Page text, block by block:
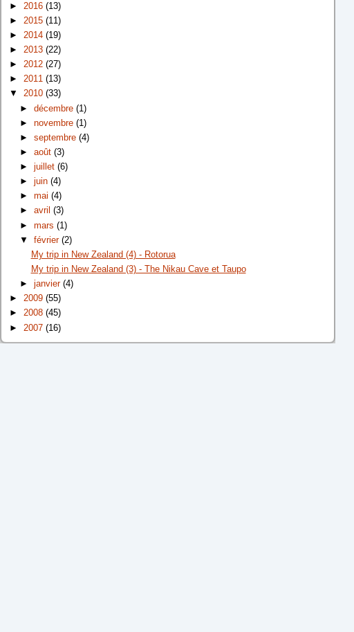
► 2016 (13)
► 2015 (11)
► 2014 (19)
► 2013 (22)
► 2012 (27)
► 2011 (13)
▼ 2010 (33)
►décembre(1)
►novembre(1)
►septembre(4)
►août(3)
►juillet(6)
►juin(4)
►mai(4)
►avril(3)
►mars(1)
▼février(2)
My trip in New Zealand (4) - Rotorua
My trip in New Zealand (3) - The Nikau Cave et Taupo
►janvier(4)
► 2009 (55)
► 2008 (45)
► 2007 (16)